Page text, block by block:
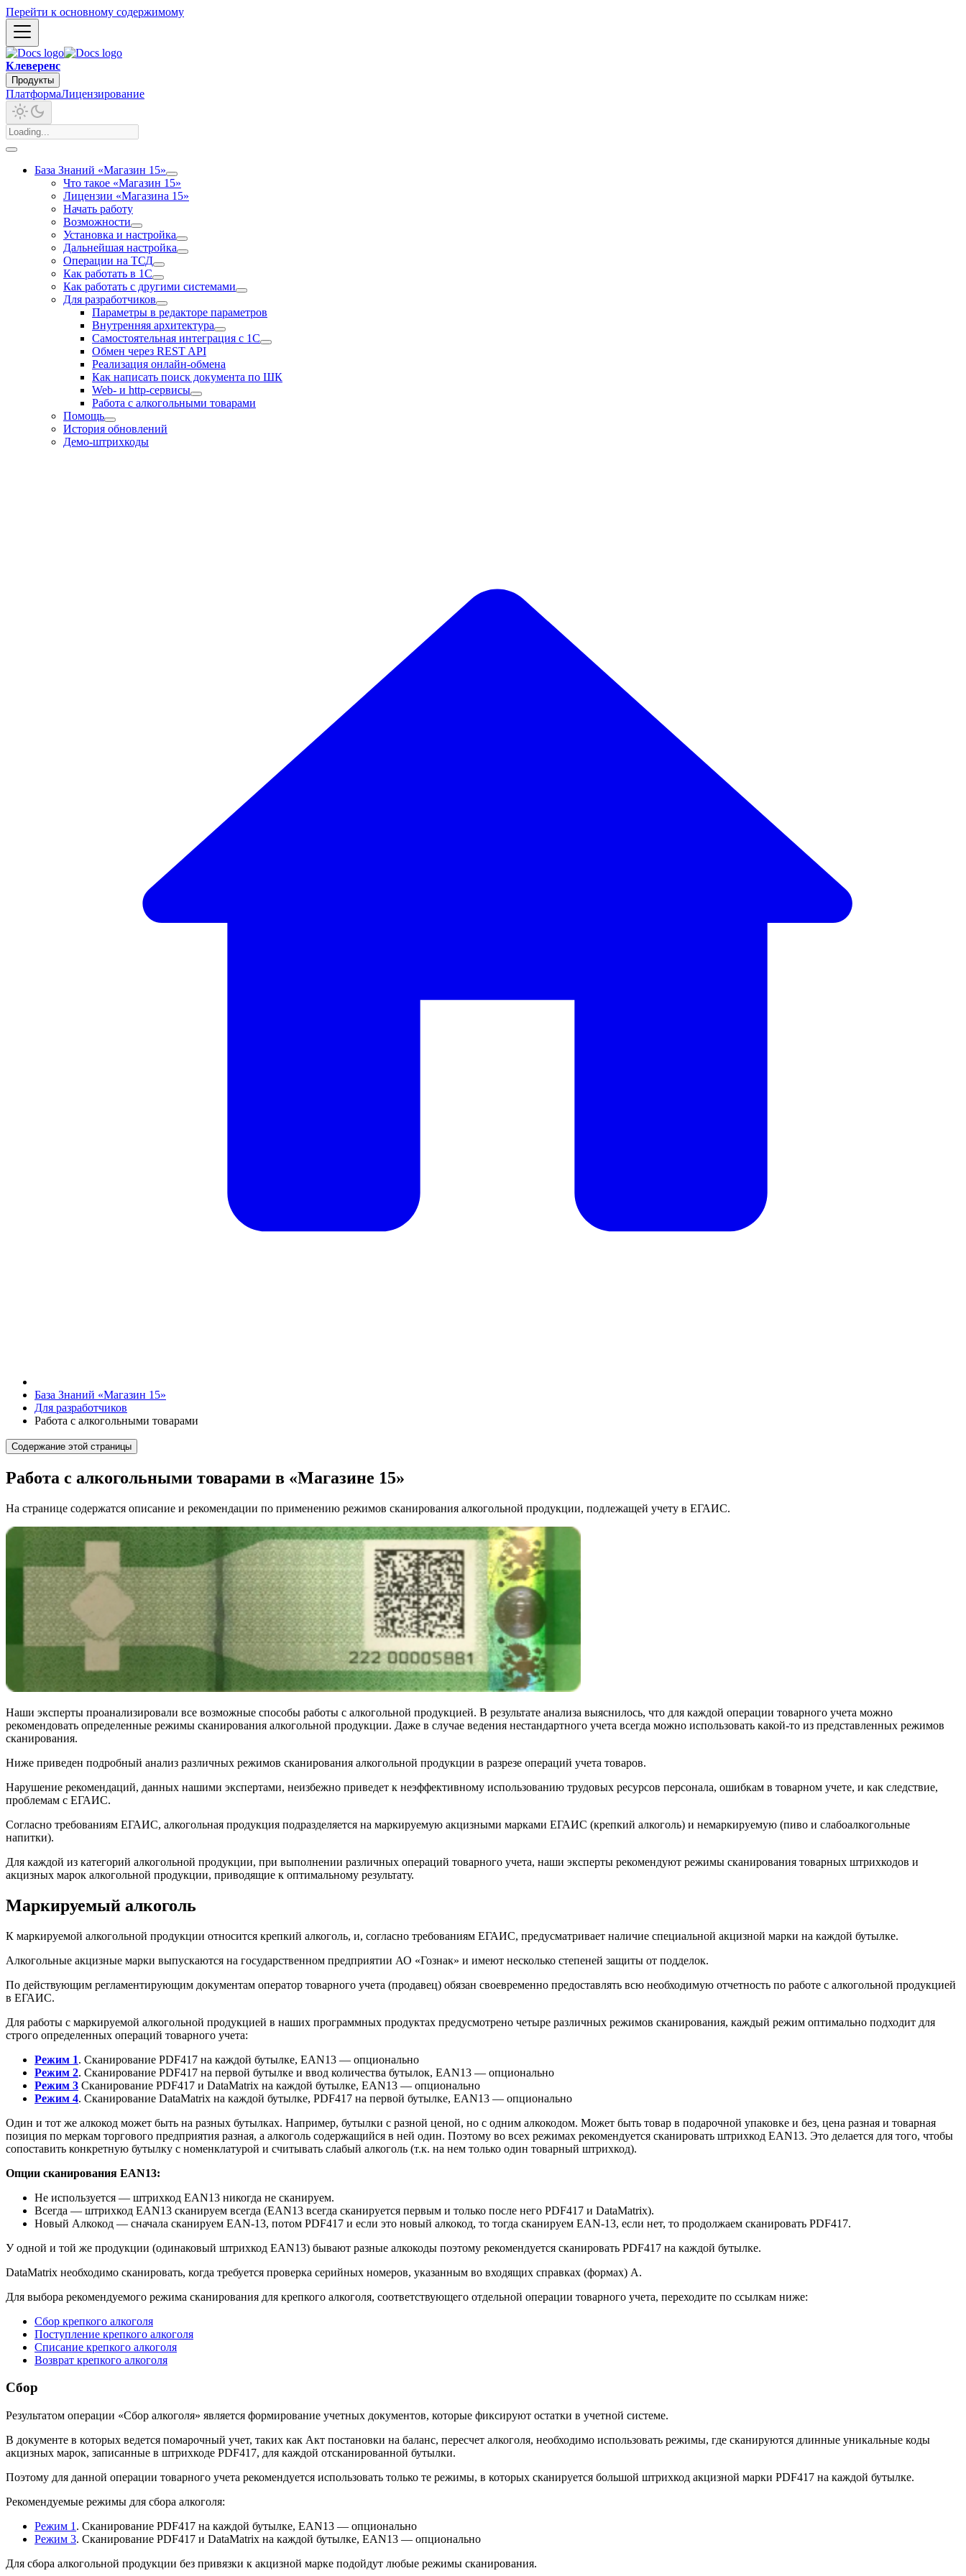
Перейти к основному содержимому
Клеверенс
Продукты
ПлатформаЛицензирование
База Знаний «Магазин 15»
Что такое «Магазин 15»
Лицензии «Магазина 15»
Начать работу
Возможности
Установка и настройка
Дальнейшая настройка
Операции на ТСД
Как работать в 1С
Как работать с другими системами
Для разработчиков
Параметры в редакторе параметров
Внутренняя архитектура
Самостоятельная интеграция с 1С
Обмен через REST API
Реализация онлайн-обмена
Как написать поиск документа по ШК
Web- и http-сервисы
Работа с алкогольными товарами
Помощь
История обновлений
Демо-штрихкоды
База Знаний «Магазин 15»
Для разработчиков
Работа с алкогольными товарами
Содержание этой страницы
Работа с алкогольными товарами в «Магазине 15»
На странице содержатся описание и рекомендации по применению режимов сканирования алкогольной продукции, подлежащей учету в ЕГАИС.
Наши эксперты проанализировали все возможные способы работы с алкогольной продукцией. В результате анализа выяснилось, что для каждой операции товарного учета можно
рекомендовать определенные режимы сканирования алкогольной продукции. Даже в случае ведения нестандартного учета всегда можно использовать какой-то из представленных режимов
сканирования.
Ниже приведен подробный анализ различных режимов сканирования алкогольной продукции в разрезе операций учета товаров.
Нарушение рекомендаций, данных нашими экспертами, неизбежно приведет к неэффективному использованию трудовых ресурсов персонала, ошибкам в товарном учете, и как следствие,
проблемам с ЕГАИС.
Согласно требованиям ЕГАИС, алкогольная продукция подразделяется на маркируемую акцизными марками ЕГАИС (крепкий алкоголь) и немаркируемую (пиво и слабоалкогольные
напитки).
Для каждой из категорий алкогольной продукции, при выполнении различных операций товарного учета, наши эксперты рекомендуют режимы сканирования товарных штрихкодов и
акцизных марок алкогольной продукции, приводящие к оптимальному результату.
Маркируемый алкоголь
К маркируемой алкогольной продукции относится крепкий алкоголь, и, согласно требованиям ЕГАИС, предусматривает наличие специальной акцизной марки на каждой бутылке.
Алкогольные акцизные марки выпускаются на государственном предприятии АО «Гознак» и имеют несколько степеней защиты от подделок.
По действующим регламентирующим документам оператор товарного учета (продавец) обязан своевременно предоставлять всю необходимую отчетность по работе с алкогольной продукцией
в ЕГАИС.
Для работы с маркируемой алкогольной продукцией в наших программных продуктах предусмотрено четыре различных режимов сканирования, каждый режим оптимально подходит для
строго определенных операций товарного учета:
Режим 1. Сканирование PDF417 на каждой бутылке, EAN13 — опционально
Режим 2. Сканирование PDF417 на первой бутылке и ввод количества бутылок, EAN13 — опционально
Режим 3 Сканирование PDF417 и DataMatrix на каждой бутылке, EAN13 — опционально
Режим 4. Сканирование DataMatrix на каждой бутылке, PDF417 на первой бутылке, EAN13 — опционально
Один и тот же алкокод может быть на разных бутылках. Например, бутылки с разной ценой, но с одним алкокодом. Может быть товар в подарочной упаковке и без, цена разная и товарная
позиция по меркам торгового предприятия разная, а алкоголь содержащийся в ней один. Поэтому во всех режимах рекомендуется сканировать штрихкод EAN13. Это делается для того, чтобы
сопоставить конкретную бутылку с номенклатурой и считывать слабый алкоголь (т.к. на нем только один товарный штрихкод).
Опции сканирования EAN13:
Не используется — штрихкод EAN13 никогда не сканируем.
Всегда — штрихкод EAN13 сканируем всегда (EAN13 всегда сканируется первым и только после него PDF417 и DataMatrix).
Новый Алкокод — сначала сканируем EAN-13, потом PDF417 и если это новый алкокод, то тогда сканируем EAN-13, если нет, то продолжаем сканировать PDF417.
У одной и той же продукции (одинаковый штрихкод EAN13) бывают разные алкокоды поэтому рекомендуется сканировать PDF417 на каждой бутылке.
DataMatrix необходимо сканировать, когда требуется проверка серийных номеров, указанным во входящих справках (формах) А.
Для выбора рекомендуемого режима сканирования для крепкого алкоголя, соответствующего отдельной операции товарного учета, переходите по ссылкам ниже:
Сбор крепкого алкоголя
Поступление крепкого алкоголя
Списание крепкого алкоголя
Возврат крепкого алкоголя
Сбор
Результатом операции «Сбор алкоголя» является формирование учетных документов, которые фиксируют остатки в учетной системе.
В документе в которых ведется помарочный учет, таких как Акт постановки на баланс, пересчет алкоголя, необходимо использовать режимы, где сканируются длинные уникальные коды
акцизных марок, записанные в штрихкоде PDF417, для каждой отсканированной бутылки.
Поэтому для данной операции товарного учета рекомендуется использовать только те режимы, в которых сканируется большой штрихкод акцизной марки PDF417 на каждой бутылке.
Рекомендуемые режимы для сбора алкоголя:
Режим 1 . Сканирование PDF417 на каждой бутылке, EAN13 — опционально
Режим 3. Сканирование PDF417 и DataMatrix на каждой бутылке, EAN13 — опционально
Для сбора алкогольной продукции без привязки к акцизной марке подойдут любые режимы сканирования.